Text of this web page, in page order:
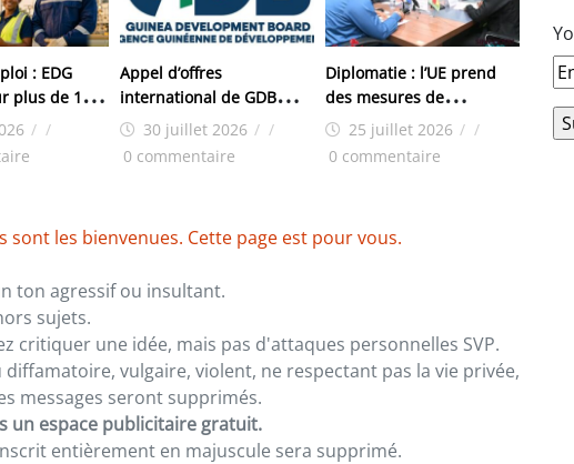
: EDG
plus de 150
/ /
Appel d’offres
international de GDB
pour les travaux
d’aménagement de la
30 juillet 2026 / /
0 commentaire
Diplomatie : l’UE prend
des mesures de
restrictions contre la
Guinée : Conakry riposte
25 juillet 2026 / /
0 commentaire
les bienvenues. Cette page est pour vous.
ton agressif ou insultant.
sujets.
critiquer une idée, mais pas d'attaques personnelles SVP.
vulgaire, violent, ne respectant pas la vie privée,
messages seront supprimés.
un espace publicitaire gratuit.
entièrement en majuscule sera supprimé.